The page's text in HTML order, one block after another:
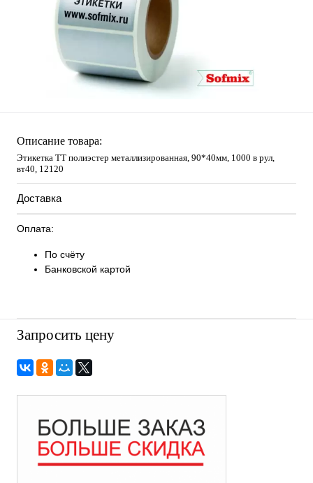
Описание товара:
Этикетка ТТ полиэстер металлизированная, 90*40мм, 1000 в рул,
вт40, 12120
Доставка
Оплата:
По счёту
Банковской картой
Запросить цену